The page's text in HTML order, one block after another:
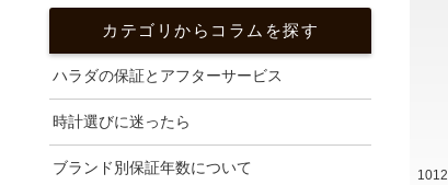
カテゴリからコラムを探す
ハラダの保証とアフターサービス
時計選びに迷ったら
ブランド別保証年数について